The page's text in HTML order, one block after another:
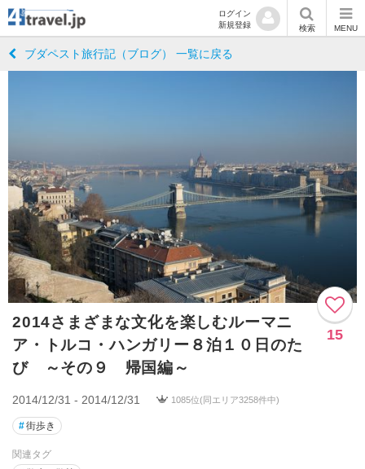
ログイン
新規登録
検索 MENU
ブダペスト旅行記（ブログ） 一覧に戻る
2014さまざまな文化を楽しむルーマニ
ア・トルコ・ハンガリー８泊１０日のた
び ～その９ 帰国編～
15
2014/12/31 - 2014/12/31 1085位(同エリア3258件中)
#街歩き
関連タグ